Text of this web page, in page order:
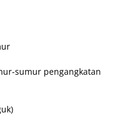
sumur pengangkatan